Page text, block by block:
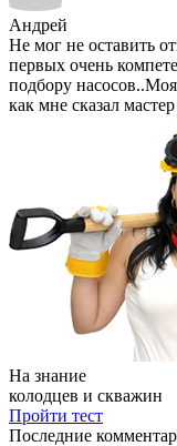
Андрей
Не мог не оставить
первых очень
подбору
как мне сказал
На знание
колодцев и скважин
Пройти тест
Последние